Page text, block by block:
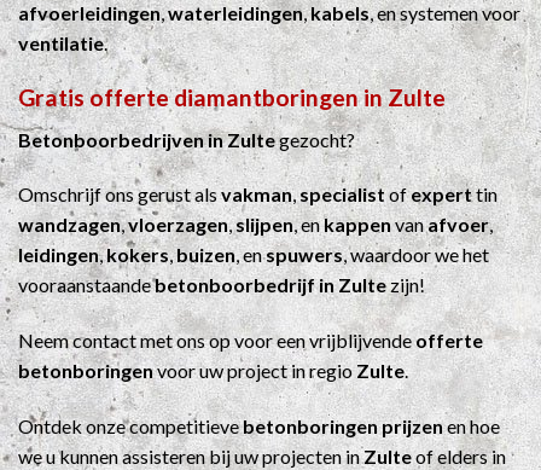
afvoerleidingen,waterleidingen,kabels, en systemen voor
ventilatie.
Gratis offerte diamantboringen in Zulte
Betonboorbedrijven in Zultegezocht?
Omschrijf ons gerust alsvakman,specialistofexperttin
wandzagen,vloerzagen,slijpen, enkappenvanafvoer,
leidingen,kokers,buizen, enspuwers, waardoor we het
vooraanstaandebetonboorbedrijf in Zultezijn!
Neem contact met ons op voor een vrijblijvendeofferte
betonboringenvoor uw project in regio Zulte.
Ontdek onze competitievebetonboringen prijzenen hoe
we u kunnen assisteren bij uw projecten inZulteof elders in